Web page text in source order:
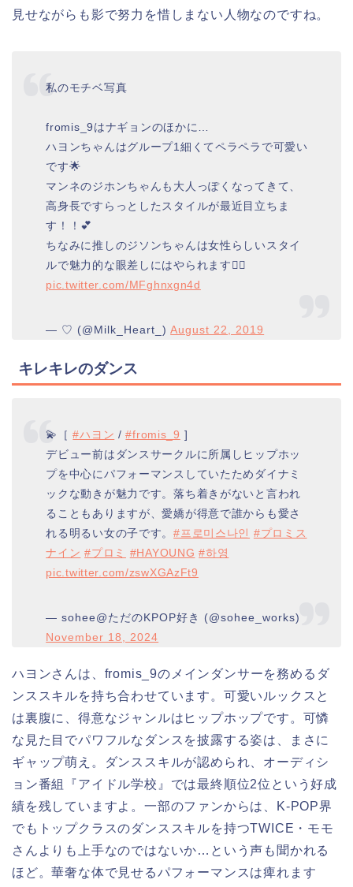
見せながらも影で努力を惜しまない人物なのですね。
私のモチベ写真
fromis_9はナギョンのほかに…
ハヨンちゃんはグループ1細くてペラペラで可愛い
です🌟
マンネのジホンちゃんも大人っぽくなってきて、
高身長ですらっとしたスタイルが最近目立ちま
す！！💕
ちなみに推しのジソンちゃんは女性らしいスタイ
ルで魅力的な眼差しにはやられます🧚‍♀️
pic.twitter.com/MFghnxgn4d
— ♡ (@Milk_Heart_)August 22, 2019
キレキレのダンス
💫［#ハヨン /#fromis_9 ]
デビュー前はダンスサークルに所属しヒップホッ
プを中心にパフォーマンスしていたためダイナミ
ックな動きが魅力です。落ち着きがないと言われ
ることもありますが、愛嬌が得意で誰からも愛さ
れる明るい女の子です。#프로미스나인 #プロミス
ナイン #プロミ #HAYOUNG #하영
pic.twitter.com/zswXGAzFt9
— sohee@ただのKPOP好き (@sohee_works)
November 18, 2024
ハヨンさんは、fromis_9のメインダンサーを務めるダ
ンススキルを持ち合わせています。可愛いルックスと
は裏腹に、得意なジャンルはヒップホップです。可憐
な見た目でパワフルなダンスを披露する姿は、まさに
ギャップ萌え。ダンススキルが認められ、オーディシ
ョン番組『アイドル学校』では最終順位2位という好成
績を残していますよ。一部のファンからは、K-POP界
でもトップクラスのダンススキルを持つTWICE・モモ
さんよりも上手なのではないか…という声も聞かれる
ほど。華奢な体で見せるパフォーマンスは痺れます